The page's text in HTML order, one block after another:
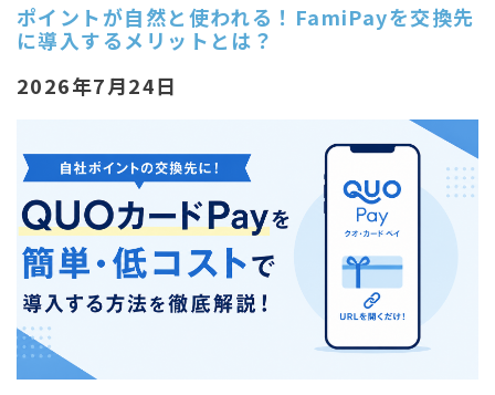
ポイントが自然と使われる！FamiPayを交換先
に導入するメリットとは？
2026年7月24日